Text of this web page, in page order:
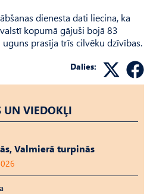
dienesta dati liecina, ka
kopumā gājuši bojā 83
prasīja trīs cilvēku dzīvības.
Dalies:
UN VIEDOKĻI
Valmierā turpinās